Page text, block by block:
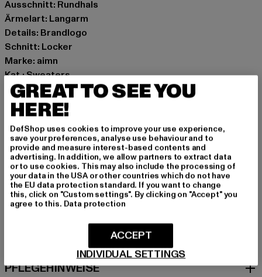
Ausschnitt: Rundhals
Ärmelart: Langarm
Details: Brandlogo
Schnitt: Locker
Marke: aimn
Kat.: Sweaters
Farbe: beige
Hersteller Farbe: almond white
Materialzusammensetzung: 80% Polyester, 7%
Baumwolle, 6% Polyacryl, 2% Nylon
Art.Nr: 61250007-18954
Hersteller: Urban Styles Agency GmbH & Co. KG |
agentur@urbanstylesagency.com
Schanzenstraße 41 | 51063 Köln | DE
GRÖSSE & PASSFORM
PFLEGEHINWEISE
GREAT TO SEE YOU
HERE!
DefShop uses cookies to improve your use experience,
save your preferences, analyse use behaviour and to
provide and measure interest-based contents and
advertising. In addition, we allow partners to extract data
or to use cookies. This may also include the processing of
your data in the USA or other countries which do not have
the EU data protection standard. If you want to change
this, click on "Custom settings". By clicking on "Accept" you
agree to this. Data protection
INDIVIDUAL SETTINGS
ACCEPT